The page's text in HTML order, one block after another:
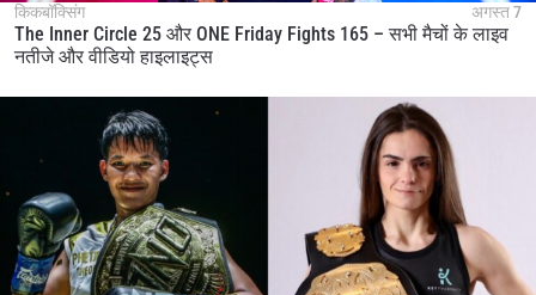
किकबॉक्सिंग अगस्त 7
The Inner Circle 25 और ONE Friday Fights 165 – सभी मैचों के लाइव
नतीजे और वीडियो हाइलाइट्स